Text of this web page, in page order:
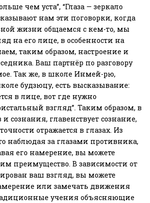
чем уста”, “Глаза — зеркало
нам эти поговорки, когда
жизни общаемся с кем-то, мы
на его лице, в особенности на
таким образом, настроение и
Ваш партнёр по разговору
Так же, в школе Инмей-рю,
будзюцу, есть высказывание:
в лице, вот где нужно
взгляд”. Таким образом, в
сознания, главенствует сознание,
отражается в глазах. Из
наблюдая за глазами противника,
его намерение, вы можете
преимущество. В зависимости от
ваш взгляд, вы можете
или замечать движения
учения объясняющие